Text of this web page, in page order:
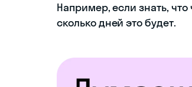
Например, если знать, что
сколько дней это будет.